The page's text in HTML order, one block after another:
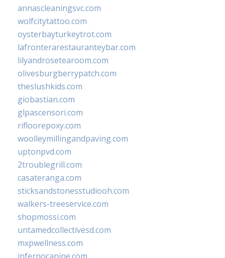
annascleaningsvc.com
wolfcitytattoo.com
oysterbayturkeytrot.com
lafronterarestauranteybar.com
lilyandrosetearoom.com
olivesburgberrypatch.com
theslushkids.com
giobastian.com
glpascensori.com
rifloorepoxy.com
woolleymillingandpaving.com
uptonpvd.com
2troublegrill.com
casateranga.com
sticksandstonesstudiooh.com
walkers-treeservice.com
shopmossi.com
untamedcollectivesd.com
mxpwellness.com